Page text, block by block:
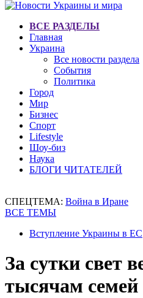
ВСЕ РАЗДЕЛЫ
Главная
Украина
Все новости раздела
События
Политика
Город
Мир
Бизнес
Спорт
Lifestyle
Шоу-биз
Наука
БЛОГИ ЧИТАТЕЛЕЙ
СПЕЦТЕМА: Война в Иране
ВСЕ ТЕМЫ
Вступление Украины в ЕС
За сутки свет
тысячам